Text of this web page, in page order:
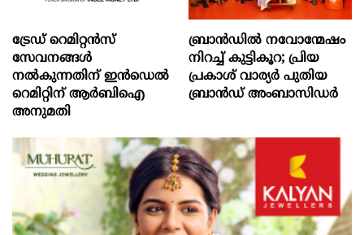
ട്രേഡ് റെമിറ്റന്‍സ്
സേവനങ്ങള്‍
നല്‍കുന്നതിന് ഇന്‍ഡെല്‍
റെമിറ്റിന് ആര്‍ബിഐ
അനുമതി
ബ്രാൻഡിൽ നവോന്മേഷം
നിറച്ച് കുട്ടികൂറ; പ്രിയ
പ്രകാശ് വാര്യർ പുതിയ
ബ്രാൻഡ് അംബാസിഡർ